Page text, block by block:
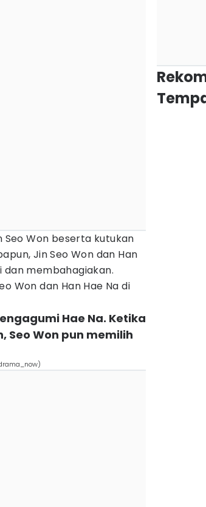
Won beserta kutukan
Jin Seo Won dan Han
dan membahagiakan.
Won dan Han Hae Na di
Hae Na. Ketika
Seo Won pun memilih